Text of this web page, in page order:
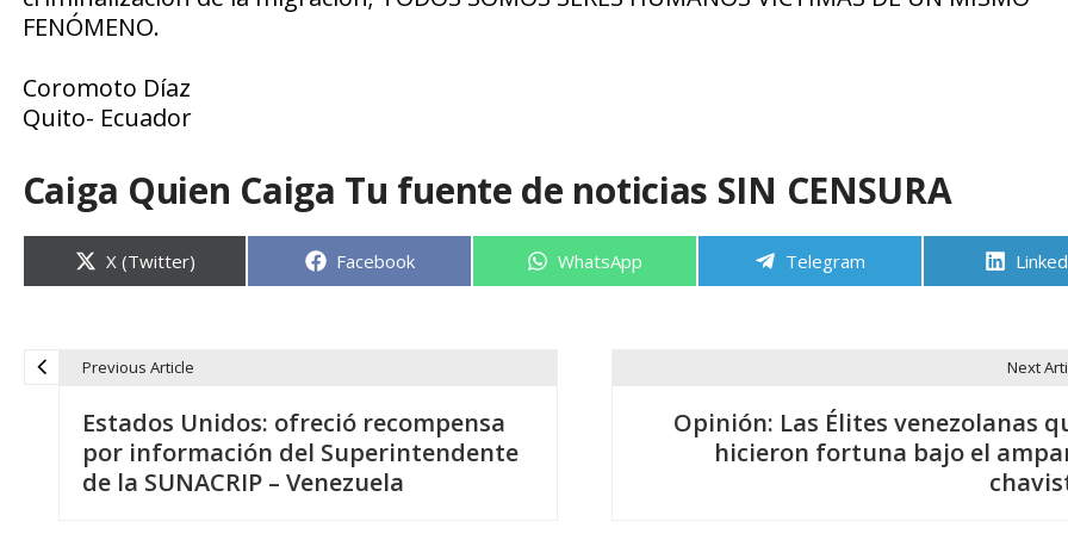
FENÓMENO.
Coromoto Díaz
Quito- Ecuador
Caiga Quien Caiga Tu fuente de noticias SIN CENSURA
Compartir
en
X (Twitter) Compartir
Facebook Compartir
WhatsApp Compartir
Telegram
Previous Article
Estados Unidos: ofreció recompensa
por información del Superintendente
de la SUNACRIP – Venezuela
Next
Opinión: Las Élites venezolanas
hicieron fortuna bajo el